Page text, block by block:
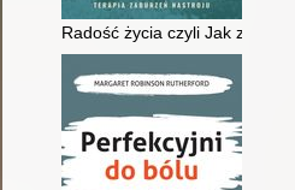
Radość życia czyli Jak